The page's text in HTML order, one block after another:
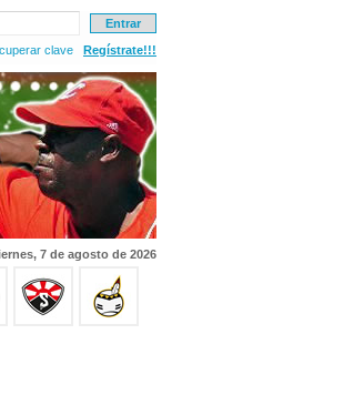
clave Regístrate!!!
7 de agosto de 2026